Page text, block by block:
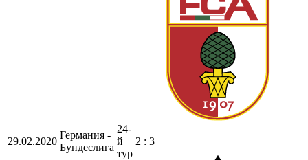
29.02.2020
Германия -
Бундеслига
24-
й
тур
2 : 3